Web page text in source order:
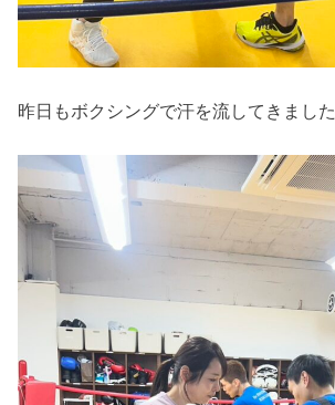
昨日もボクシングで汗を流してきました